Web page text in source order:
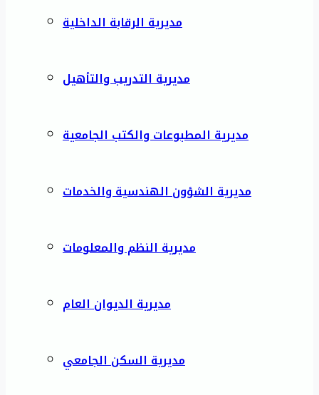
مديرية الرقابة الداخلية
مديرية التدريب والتأهيل
مديرية المطبوعات والكتب الجامعية
مديرية الشؤون الهندسية والخدمات
مديرية النظم والمعلومات
مديرية الديوان العام
مديرية السكن الجامعي